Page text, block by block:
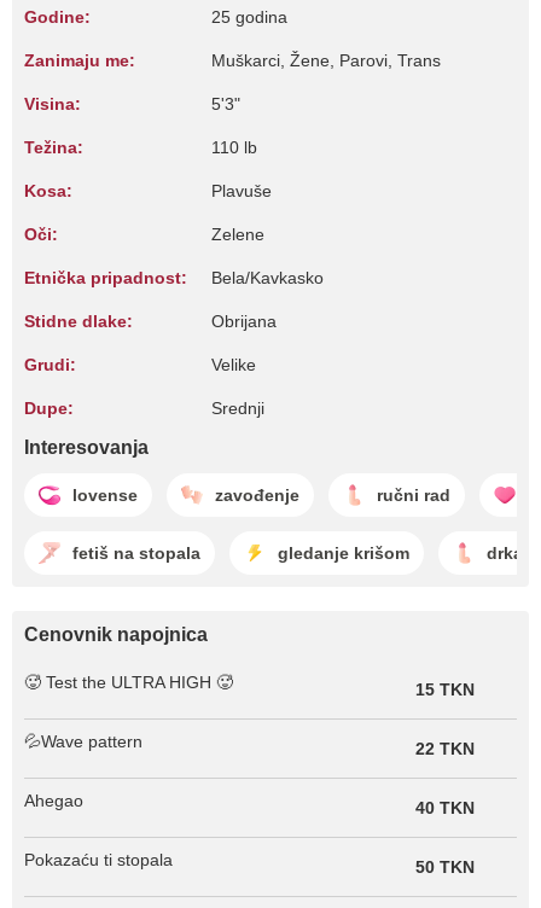
Godine: 25 godina
Zanimaju me: Muškarci, Žene, Parovi, Trans
Visina: 5'3"
Težina: 110 lb
Kosa: Plavuše
Oči: Zelene
Etnička pripadnost: Bela/Kavkasko
Stidne dlake: Obrijana
Grudi: Velike
Dupe: Srednji
Interesovanja
lovense zavođenje ručni rad
fetiš na stopala gledanje krišom
Cenovnik napojnica
🥵 Test the ULTRA HIGH 🥵 15 TKN
💦Wave pattern 22 TKN
Ahegao 40 TKN
Pokazaću ti stopala 50 TKN